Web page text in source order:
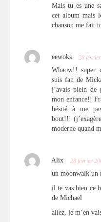
Mais tu es une
cet album mais
chanson me fait
eewoks 28
Whaow!! super
suis fan de
j’avais plein de
mon enfance!!
hésité à me
bout!!!
moderne quand
Alix 28 février
un moonwalk un
il te vas bien ce
de Michael
allez, je m’en